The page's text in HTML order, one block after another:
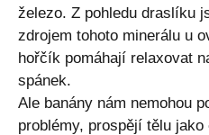
železo. Z pohledu draslíku
zdrojem tohoto minerálu u
hořčík pomáhají relaxovat
spánek.
Ale banány nám nemohou
problémy, prospějí tělu